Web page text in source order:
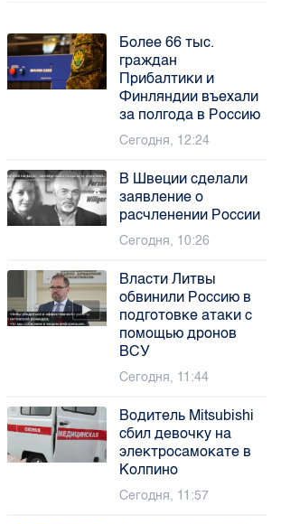
Более 66 тыс.
граждан
Прибалтики и
Финляндии въехали
за полгода в Россию
Сегодня, 12:24
В Швеции сделали
заявление о
расчленении России
Сегодня, 10:26
Власти Литвы
обвинили Россию в
подготовке атаки с
помощью дронов
ВСУ
Сегодня, 11:44
Водитель Mitsubishi
сбил девочку на
электросамокате в
Колпино
Сегодня, 11:57